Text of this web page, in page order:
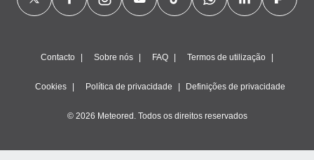
Contacto Sobre nós FAQ Termos de utilização
Cookies Política de privacidade Definições de privacidade
© 2026 Meteored. Todos os direitos reservados